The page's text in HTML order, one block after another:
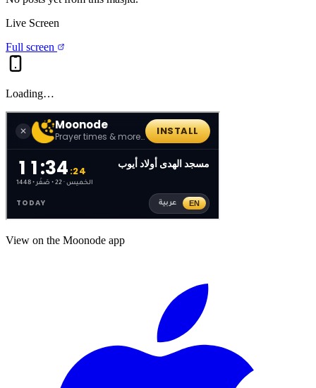
Live Screen
Full screen
Loading…
View on the Moonode app